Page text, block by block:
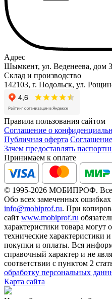
Адрес
Шымкент, ул. Веденеева, дом 3
Склад и производство
142103, г. Подольск, ул.
Правила пользования сайтом
Соглашение о
Публичная оферта
Зачем предоставлять
Принимаем к оплате
© 1995-2026 МОБИПРОФ. Все
Обо всех замеченных ошибках
info@mobiprof.ru. При
сайт www.mobiprof.ru
характеристики товара могут
технические характеристики
покупки и оплаты. Вся
справочный характер и не
соответствии с пунктом 2
обработку персональных
Карта сайта